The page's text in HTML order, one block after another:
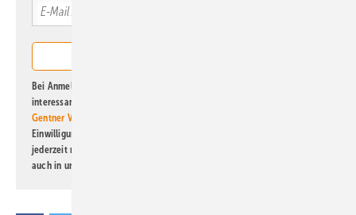
Bei Anmeldung zu diesem Newsletter bin ich damit einverstanden, über
interessante Verlags- und Online-Angebote
Gentner Verlag GmbH & Co. KG
Einwilligung kann ich jederzeit widerrufen und eine Abmeldung ist
jederzeit möglich. Informationen zum Umgang mit Daten finden Sie
auch in unserer